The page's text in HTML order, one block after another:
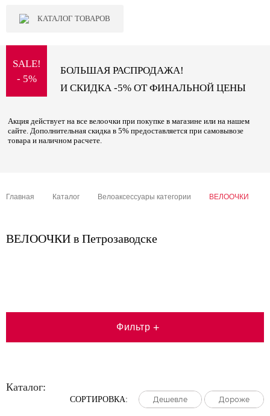
КАТАЛОГ ТОВАРОВ
SALE!
- 5%
БОЛЬШАЯ РАСПРОДАЖА!
И СКИДКА -5% ОТ ФИНАЛЬНОЙ ЦЕНЫ
Акция действует на все велоочки при покупке в магазине или на нашем
сайте. Дополнительная скидка в 5% предоставляется при самовывозе
товара и наличном расчете.
Главная Каталог Велоаксессуары категории ВЕЛООЧКИ
ВЕЛООЧКИ в Петрозаводске
Фильтр +
Каталог:
СОРТИРОВКА: Дешевле
Дешевле
Дешевле Дороже
Дороже
Дороже